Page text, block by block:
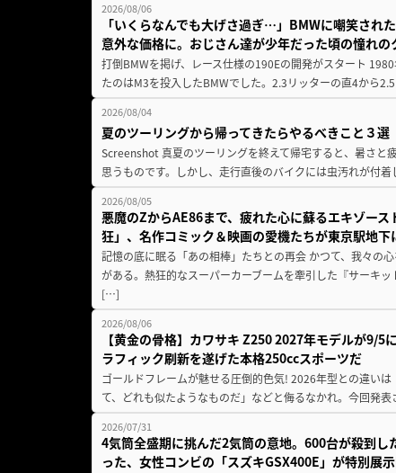
2026/08/06
「いくらなんでも大げさ過ぎ…」BMWに嘲笑さ
意外な価格に。おじさん達が少年だった頃の憧れの
打倒BMWを掲げ、レース仕様の190Eの開発がスタート
たのはM3を投入したBMWでした。2.3リッターの直4から
2026/08/04
夏のツーリングから帰ってきたらやるべきこと３選
Screenshot 真夏のツーリングを終えて帰宅すると、暑さと
思うものです。しかし、走行直後のバイクには虫汚れが付
2026/08/05
悪魔のZからAE86まで、疲れた心に蘇るエキゾー
狂」、名作コミック＆映画の愛機たちが東京駅地下
記憶の底に眠る「あの相棒」たちとの再会 かつて、我々の
がある。熱狂的なスーパーカーブームを牽引した『サーキ
[…]
2026/08/06
【黄金の骨格】カワサキ Z250 2027年モデルが9/
ラフィック刷新を遂げた本格250ccスポーツだ
ゴールドフレームが魅せる圧倒的色気! 2026年型との違い
て、どれも似たようなものだ」などと侮るなかれ。今回発
2026/07/31
4気筒全盛期に挑んだ2気筒の意地。600台が殺到
った、女性コンビの「スズキGSX400E」が特別展